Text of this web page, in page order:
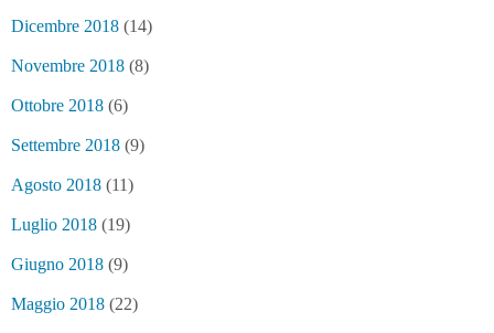
Dicembre 2018 (14)
Novembre 2018 (8)
Ottobre 2018 (6)
Settembre 2018 (9)
Agosto 2018 (11)
Luglio 2018 (19)
Giugno 2018 (9)
Maggio 2018 (22)